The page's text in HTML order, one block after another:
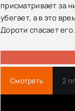
присматривает за
убегает, а в это
Дороти спасает его.
Смотреть 2